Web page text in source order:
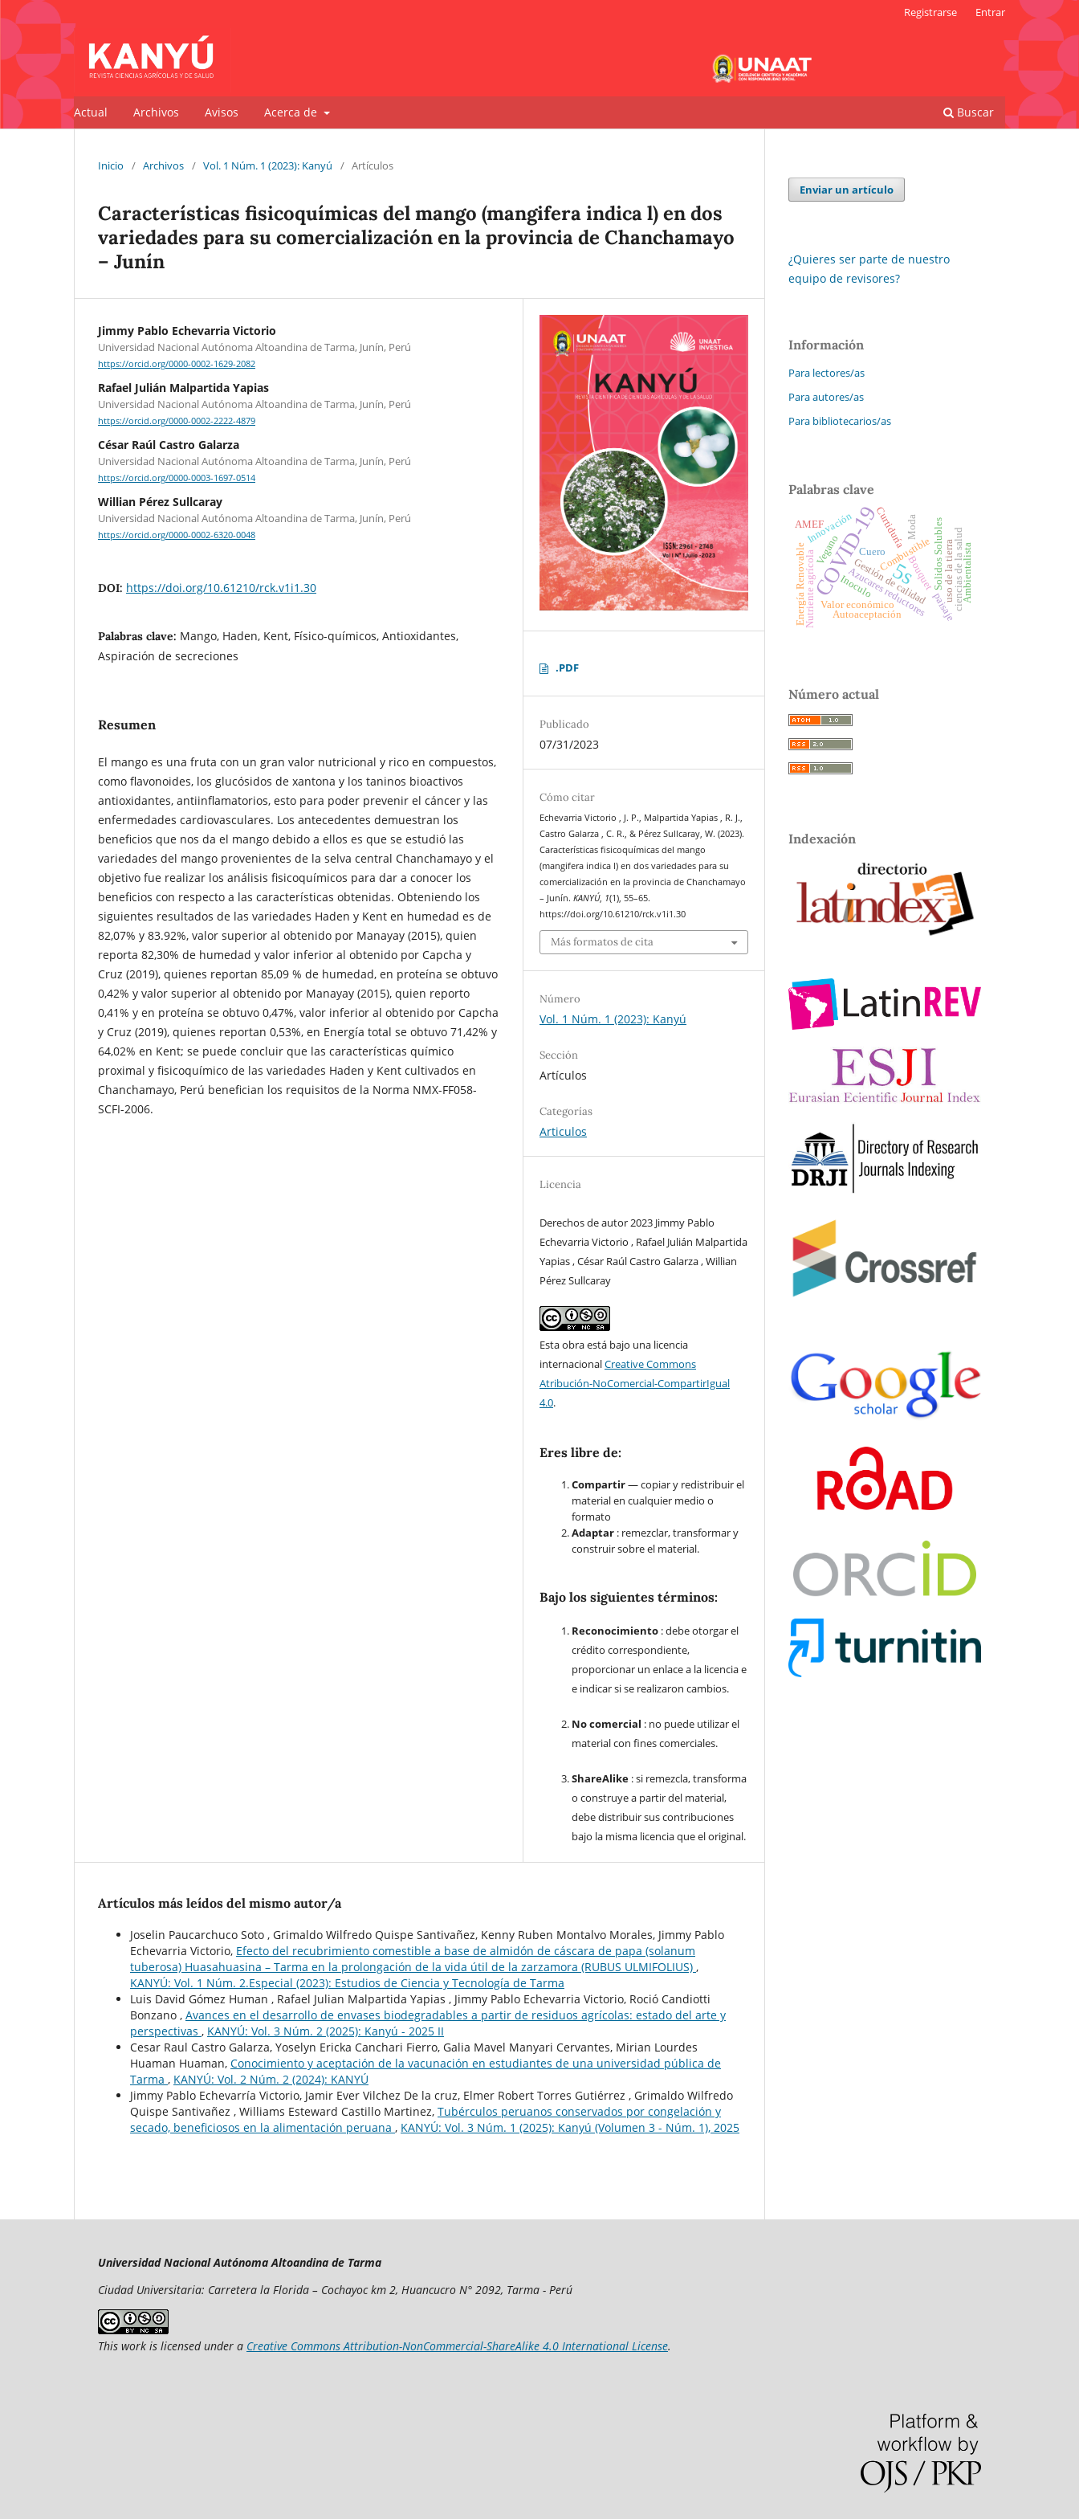
Actual Archivos Avisos Acerca de Buscar
Registrarse Entrar
Inicio / Archivos / Vol. 1 Núm. 1 (2023): Kanyú / Artículos
Características fisicoquímicas del mango (mangifera indica l) en dos
variedades para su comercialización en la provincia de Chanchamayo
– Junín
Jimmy Pablo Echevarria Victorio
Universidad Nacional Autónoma Altoandina de Tarma, Junín, Perú
https://orcid.org/0000-0002-1629-2082
Rafael Julián Malpartida Yapias
Universidad Nacional Autónoma Altoandina de Tarma, Junín, Perú
https://orcid.org/0000-0002-2222-4879
César Raúl Castro Galarza
Universidad Nacional Autónoma Altoandina de Tarma, Junín, Perú
https://orcid.org/0000-0003-1697-0514
Willian Pérez Sullcaray
Universidad Nacional Autónoma Altoandina de Tarma, Junín, Perú
https://orcid.org/0000-0002-6320-0048
DOI: https://doi.org/10.61210/rck.v1i1.30
Palabras clave: Mango, Haden, Kent, Físico-químicos, Antioxidantes,
Aspiración de secreciones
Resumen
El mango es una fruta con un gran valor nutricional y rico en compuestos,
como flavonoides, los glucósidos de xantona y los taninos bioactivos
antioxidantes, antiinflamatorios, esto para poder prevenir el cáncer y las
enfermedades cardiovasculares. Los antecedentes demuestran los
beneficios que nos da el mango debido a ellos es que se estudió las
variedades del mango provenientes de la selva central Chanchamayo y el
objetivo fue realizar los análisis fisicoquímicos para dar a conocer los
beneficios con respecto a las características obtenidas. Obteniendo los
siguientes resultados de las variedades Haden y Kent en humedad es de
82,07% y 83.92%, valor superior al obtenido por Manayay (2015), quien
reporta 82,30% de humedad y valor inferior al obtenido por Capcha y
Cruz (2019), quienes reportan 85,09 % de humedad, en proteína se obtuvo
0,42% y valor superior al obtenido por Manayay (2015), quien reporto
0,41% y en proteína se obtuvo 0,47%, valor inferior al obtenido por Capcha
y Cruz (2019), quienes reportan 0,53%, en Energía total se obtuvo 71,42% y
64,02% en Kent; se puede concluir que las características químico
proximal y fisicoquímico de las variedades Haden y Kent cultivados en
Chanchamayo, Perú benefician los requisitos de la Norma NMX-FF058-
SCFI-2006.
.PDF
Publicado
07/31/2023
Cómo citar
Echevarria Victorio , J. P., Malpartida Yapias , R. J.,
Castro Galarza , C. R., & Pérez Sullcaray, W. (2023).
Características fisicoquímicas del mango
(mangifera indica l) en dos variedades para su
comercialización en la provincia de Chanchamayo
– Junín.KANYÚ, 1(1), 55–65.
https://doi.org/10.61210/rck.v1i1.30
Más formatos de cita
Número
Vol. 1 Núm. 1 (2023): Kanyú
Sección
Artículos
Categorías
Articulos
Licencia
Derechos de autor 2023 Jimmy Pablo
Echevarria Victorio , Rafael Julián Malpartida
Yapias , César Raúl Castro Galarza , Willian
Pérez Sullcaray
Esta obra está bajo una licencia
internacionalCreative Commons
Atribución-NoComercial-CompartirIgual
4.0.
Eres libre de:
Compartir— copiar y redistribuir el
material en cualquier medio o
formato
Adaptar : remezclar, transformar y
construir sobre el material.
Bajo los siguientes términos:
Reconocimiento : debe otorgar el
crédito correspondiente,
proporcionar un enlace a la licencia e
e indicar si se realizaron cambios.
No comercial : no puede utilizar el
material con fines comerciales.
ShareAlike : si remezcla, transforma
o construye a partir del material,
debe distribuir sus contribuciones
bajo la misma licencia que el original.
Artículos más leídos del mismo autor/a
Joselin Paucarchuco Soto , Grimaldo Wilfredo Quispe Santivañez, Kenny Ruben Montalvo Morales, Jimmy Pablo
Echevarria Victorio, Efecto del recubrimiento comestible a base de almidón de cáscara de papa (solanum
tuberosa) Huasahuasina – Tarma en la prolongación de la vida útil de la zarzamora (RUBUS ULMIFOLIUS) ,
KANYÚ: Vol. 1 Núm. 2.Especial (2023): Estudios de Ciencia y Tecnología de Tarma
Luis David Gómez Human , Rafael Julian Malpartida Yapias , Jimmy Pablo Echevarria Victorio, Roció Candiotti
Bonzano , Avances en el desarrollo de envases biodegradables a partir de residuos agrícolas: estado del arte y
perspectivas , KANYÚ: Vol. 3 Núm. 2 (2025): Kanyú - 2025 II
Cesar Raul Castro Galarza, Yoselyn Ericka Canchari Fierro, Galia Mavel Manyari Cervantes, Mirian Lourdes
Huaman Huaman, Conocimiento y aceptación de la vacunación en estudiantes de una universidad pública de
Tarma , KANYÚ: Vol. 2 Núm. 2 (2024): KANYÚ
Jimmy Pablo Echevarría Victorio, Jamir Ever Vilchez De la cruz, Elmer Robert Torres Gutiérrez , Grimaldo Wilfredo
Quispe Santivañez , Williams Esteward Castillo Martinez, Tubérculos peruanos conservados por congelación y
secado, beneficiosos en la alimentación peruana , KANYÚ: Vol. 3 Núm. 1 (2025): Kanyú (Volumen 3 - Núm. 1), 2025
Enviar un artículo
¿Quieres ser parte de nuestro
equipo de revisores?
Información
Para lectores/as
Para autores/as
Para bibliotecarios/as
Palabras clave
COVID-19 5s
Gestión de calidad
Combustible
Nutriente agrícola
Energía Renovable Solidos Solubles
Azucares reductores
Inoculo Bouquet
Valor económico
uso de la tierra
Curtiduría
Innovación ciencias de la salud
Cuero
Vegano Ambientalista
Autoaceptación
Moda
paisaje
AMEF
Número actual
Indexación
Universidad Nacional Autónoma Altoandina de Tarma
Ciudad Universitaria: Carretera la Florida – Cochayoc km 2, Huancucro N° 2092, Tarma - Perú
This work is licensed under a Creative Commons Attribution-NonCommercial-ShareAlike 4.0 International License.